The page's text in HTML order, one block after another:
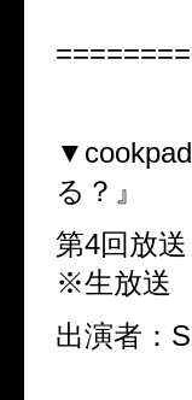
る？』
第4回放
※生放送
出演者：